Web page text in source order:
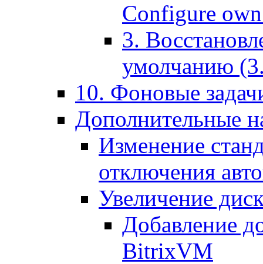
Configure
3.
умолчанию
10. Фоновые
Дополнительные
Изменение
отключения
Увеличение
Добавление
BitrixVM